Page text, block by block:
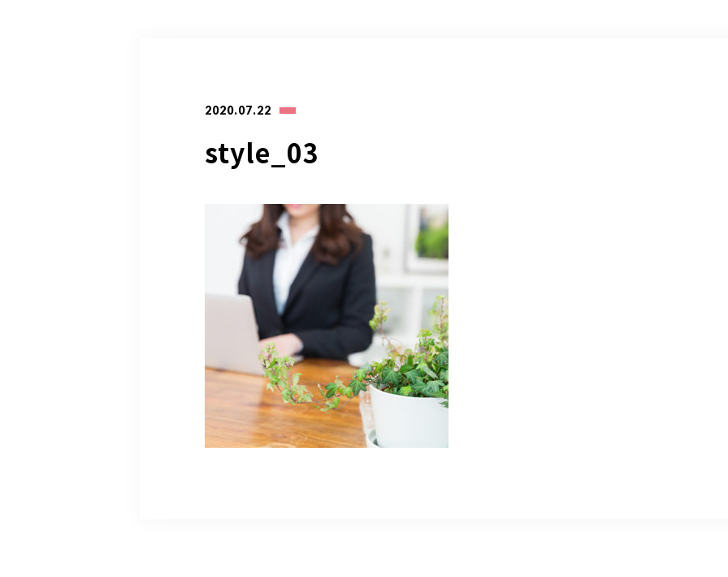
2020.07.22
style_03
電話受付時間
10：00～17：00（土日祝を除く）
※双方の予定が合えば電話受付時間外も営業しております。
※カウンセリング中は受付時間内でも電話に出られないことがありますので、録音メ